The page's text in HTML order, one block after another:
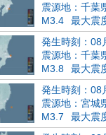
震源地：千葉
M3.4
最大震
発生時刻：08
震源地：千葉
M3.8
最大震
発生時刻：08
震源地：宮城
M3.7
最大震